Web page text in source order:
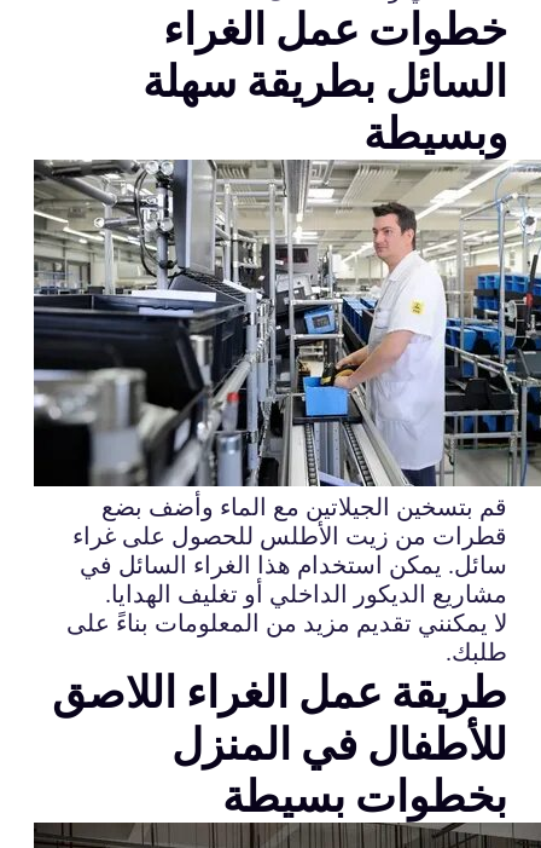
خطوات عمل الغراء
السائل بطريقة سهلة
وبسيطة
قم بتسخين الجيلاتين مع الماء وأضف بضع
قطرات من زيت الأطلس للحصول على غراء
سائل. يمكن استخدام هذا الغراء السائل في
مشاريع الديكور الداخلي أو تغليف الهدايا.
لا يمكنني تقديم مزيد من المعلومات بناءً على
طلبك.
طريقة عمل الغراء اللاصق
للأطفال في المنزل
بخطوات بسيطة